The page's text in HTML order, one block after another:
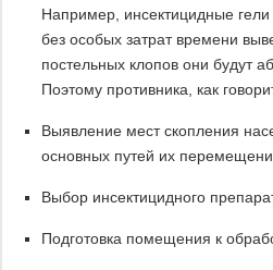
Например, инсектицидные
без особых затрат времени
постельных клопов они будут
Поэтому противника, как
Выявление мест скопления
основных путей их
Выбор инсектицидного
Подготовка помещения к